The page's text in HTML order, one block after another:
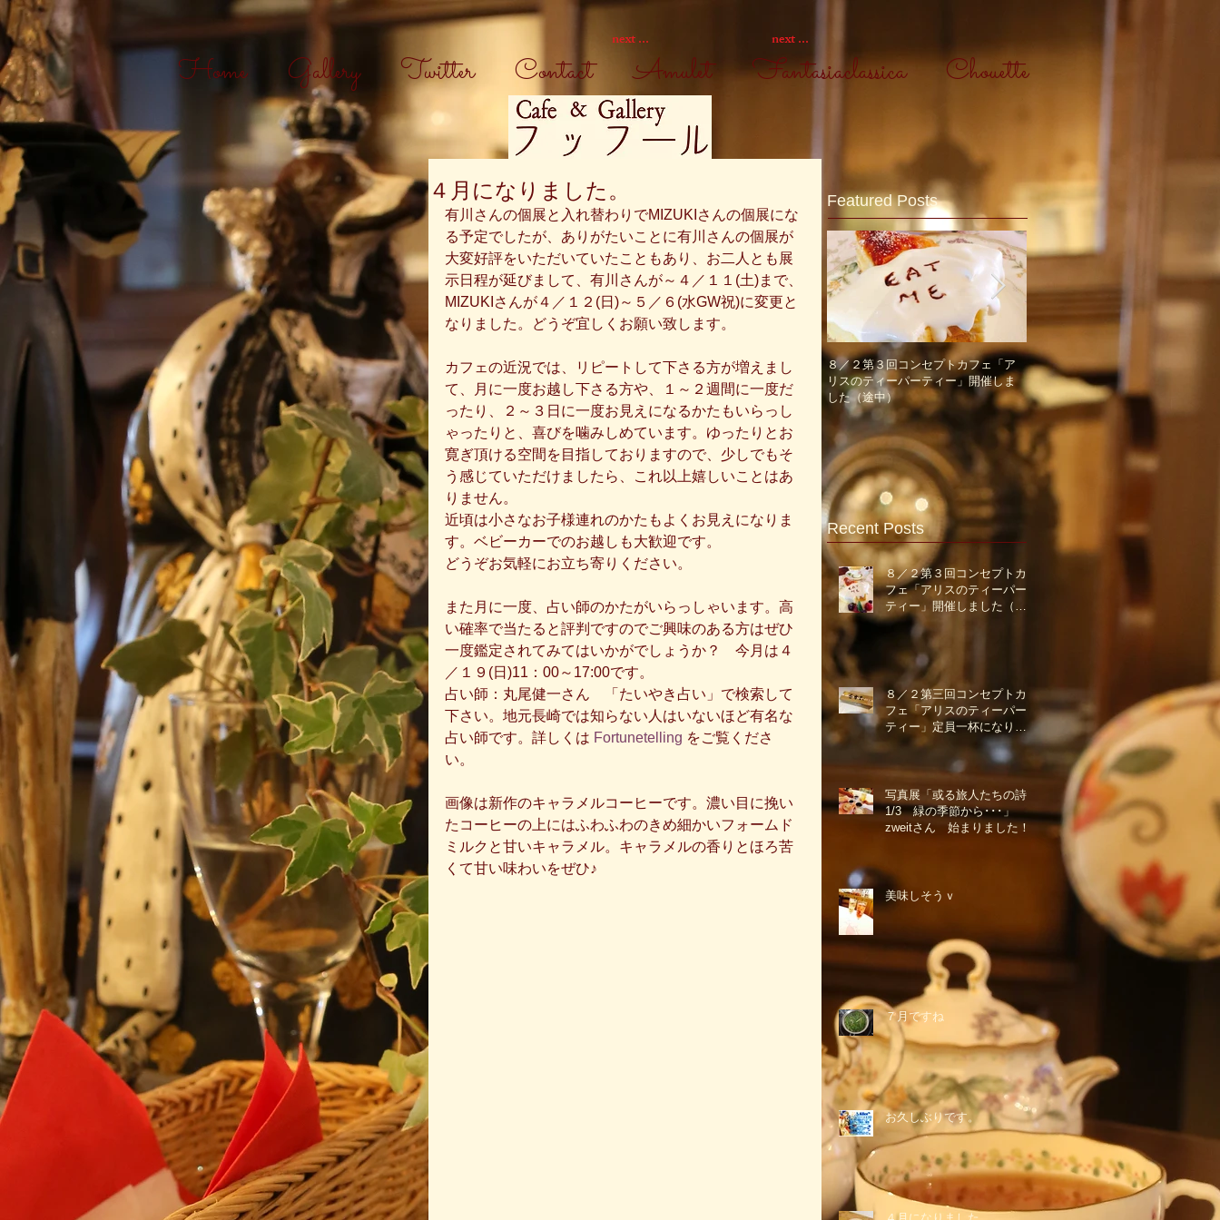
next ... next ...
Home Gallery Twitter Contact Amulet Fantasiaclassica Chouette
４月になりました。
有川さんの個展と入れ替わりでMIZUKIさんの個展にな
る予定でしたが、ありがたいことに有川さんの個展が
大変好評をいただいていたこともあり、お二人とも展
示日程が延びまして、有川さんが～４／１１(土)まで、
MIZUKIさんが４／１２(日)～５／６(水GW祝)に変更と
なりました。どうぞ宜しくお願い致します。
カフェの近況では、リピートして下さる方が増えまし
て、月に一度お越し下さる方や、１～２週間に一度だ
ったり、２～３日に一度お見えになるかたもいらっし
ゃったりと、喜びを噛みしめています。ゆったりとお
寛ぎ頂ける空間を目指しておりますので、少しでもそ
う感じていただけましたら、これ以上嬉しいことはあ
りません。
近頃は小さなお子様連れのかたもよくお見えになりま
す。ベビーカーでのお越しも大歓迎です。
どうぞお気軽にお立ち寄りください。
また月に一度、占い師のかたがいらっしゃいます。高
い確率で当たると評判ですのでご興味のある方はぜひ
一度鑑定されてみてはいかがでしょうか？　今月は４
／１９(日)11：00～17:00です。
占い師：丸尾健一さん　「たいやき占い」で検索して
下さい。地元長崎では知らない人はいないほど有名な
占い師です。詳しくは Fortunetelling をご覧くださ
い。
画像は新作のキャラメルコーヒーです。濃い目に挽い
たコーヒーの上にはふわふわのきめ細かいフォームド
ミルクと甘いキャラメル。キャラメルの香りとほろ苦
くて甘い味わいをぜひ♪
Featured Posts
８／２第３回コンセプトカフェ「ア
リスのティーパーティー」開催しま
した（途中）
８／２第三回コンセプトカフェ「ア
リスのティーパーティー」定員一杯
になりました！と、近況報告ですｖ
Recent Posts
８／２第３回コンセプトカ
フェ「アリスのティーパー
ティー」開催しました（途
中）
８／２第三回コンセプトカ
フェ「アリスのティーパー
ティー」定員一杯になりま
した！と、近況報告ですｖ
写真展「或る旅人たちの詩
1/3 緑の季節から･･･」
zweitさん 始まりました！
美味しそうｖ
７月ですね
お久しぶりです。